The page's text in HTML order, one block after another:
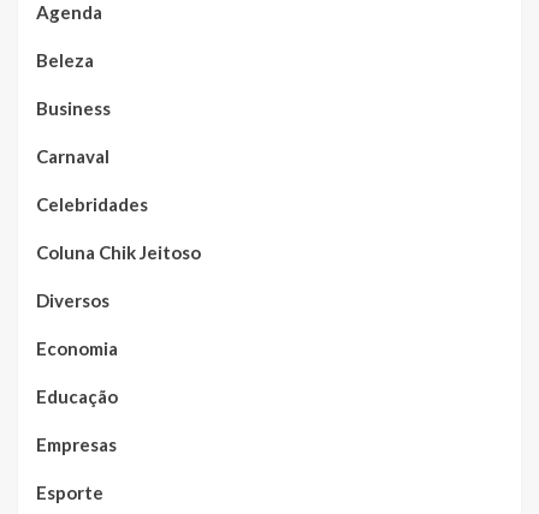
Agenda
Beleza
Business
Carnaval
Celebridades
Coluna Chik Jeitoso
Diversos
Economia
Educação
Empresas
Esporte